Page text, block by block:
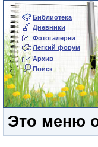
Библиотека
Дневники
Фотогалереи
Легкий форум
Архив
Поиск
Это меню